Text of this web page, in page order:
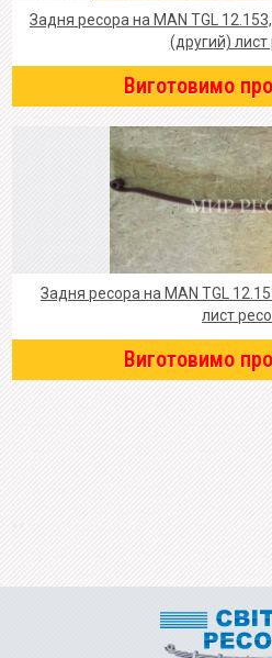
Задня ресора на MAN TGL
(другий) лист
Виготовимо
Задня ресора на MAN TGL
лист
Виготовимо